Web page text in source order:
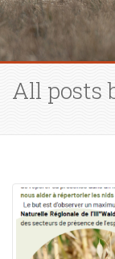
All posts